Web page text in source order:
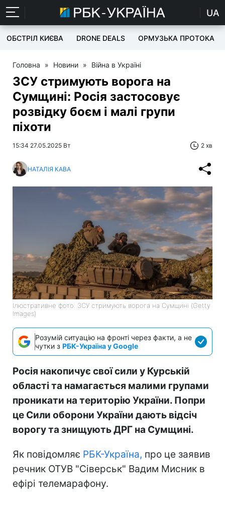
UA
ОБСТРІЛ КИЄВА DRONE DEALS ОРМУЗЬКА ПРОТОКА
Головна » Новини » Війна в Україні
ЗСУ стримують ворога на
Сумщині: Росія застосовує
розвідку боєм і малі групи
піхоти
15:34 27.05.2025 Вт 2 хв
НАТАЛІЯ КАВА
Ілюстративне фото: ЗСУ стримують ворога на Сумщині (Getty
Images)
Розумій ситуацію на фронті через факти, а не
чутки з РБК-Україна у Google
Росія накопичує свої сили у Курській
області та намагається малими групами
проникати на територію України. Попри
це Сили оборони України дають відсіч
ворогу та знищують ДРГ на Сумщині.
Як повідомляє РБК-Україна, про це заявив
речник ОТУВ "Сіверськ" Вадим Мисник в
ефірі телемарафону.